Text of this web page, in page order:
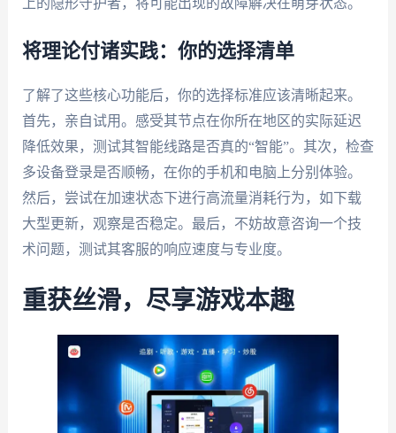
将理论付诸实践：你的选择清单
了解了这些核心功能后，你的选择标准应该清晰起来。
首先，亲自试用。感受其节点在你所在地区的实际延迟
降低效果，测试其智能线路是否真的“智能”。其次，检查
多设备登录是否顺畅，在你的手机和电脑上分别体验。
然后，尝试在加速状态下进行高流量消耗行为，如下载
大型更新，观察是否稳定。最后，不妨故意咨询一个技
术问题，测试其客服的响应速度与专业度。
重获丝滑，尽享游戏本趣